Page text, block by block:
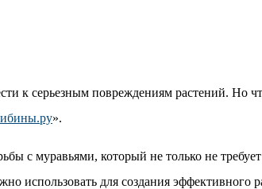
серьезным повреждениям растений. Но
».
с муравьями, который не только не
использовать для создания эффективного